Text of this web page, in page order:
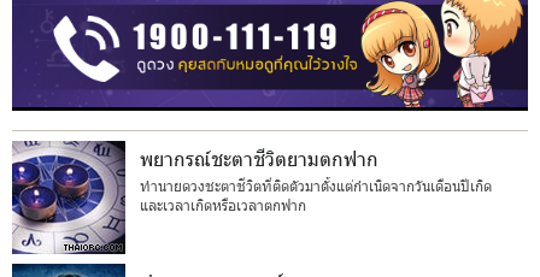
พยากรณ์ชะตาชีวิตยามตกฟาก
ทำนายดวงชะตาชีวิตที่ติดตัวมาตั้งแต่กำเนิดจากวันเดือนปีเกิด
และเวลาเกิดหรือเวลาตกฟาก